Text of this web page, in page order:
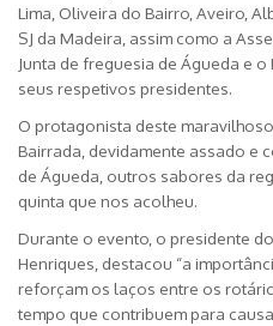
Lima, Oliveira do Bairro, Aveiro,
SJ da Madeira, assim como a
Junta de freguesia de Águeda e
seus respetivos presidentes.
O protagonista deste
Bairrada, devidamente assado e
de Águeda, outros sabores da
quinta que nos acolheu.
Durante o evento, o presidente
Henriques, destacou “a
reforçam os laços entre os
tempo que contribuem para